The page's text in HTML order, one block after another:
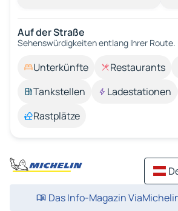
Auf der Straße
Sehenswürdigkeiten entlang Ihrer Route.
Unterkünfte Restaurants
Tankstellen
Ladestationen
Rastplätze
Das Info-Magazin